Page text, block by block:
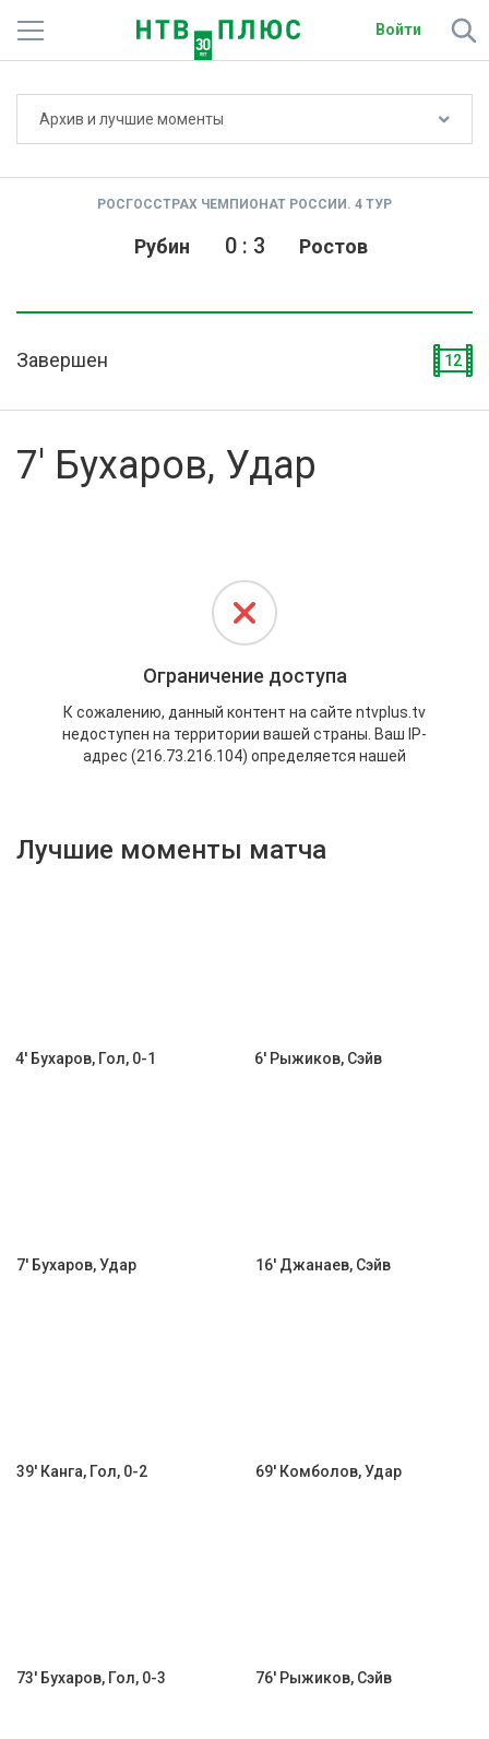
Войти
О сайте
Архив и лучшие моменты
РОСГОССТРАХ ЧЕМПИОНАТ РОССИИ. 4 ТУР
Рубин Ростов
0: 3
Завершен 12
7' Бухаров, Удар
Лучшие моменты матча
4' Бухаров, Гол, 0-1 6' Рыжиков, Сэйв
7' Бухаров, Удар 16' Джанаев, Сэйв
39' Канга, Гол, 0-2 69' Комболов, Удар
73' Бухаров, Гол, 0-3 76' Рыжиков, Сэйв